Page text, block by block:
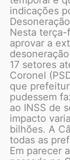
indicações
Nesta terça-
aprovar a
17 setores
Coronel
que
pudessem
ao INSS de
impacto
bilhões. A
todas as
Em parecer